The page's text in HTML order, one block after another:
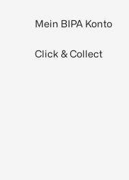
Mein BIPA Konto
Click & Collect